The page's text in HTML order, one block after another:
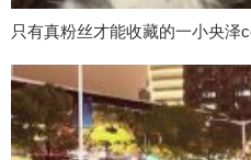
只有真粉丝才能收藏的一小央泽